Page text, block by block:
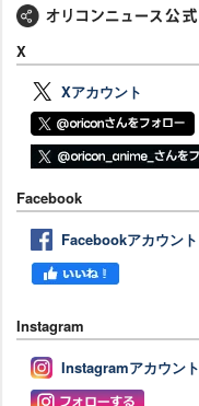
X
Xアカウント
Facebook
Facebookアカウント
Instagram
Instagramアカウント